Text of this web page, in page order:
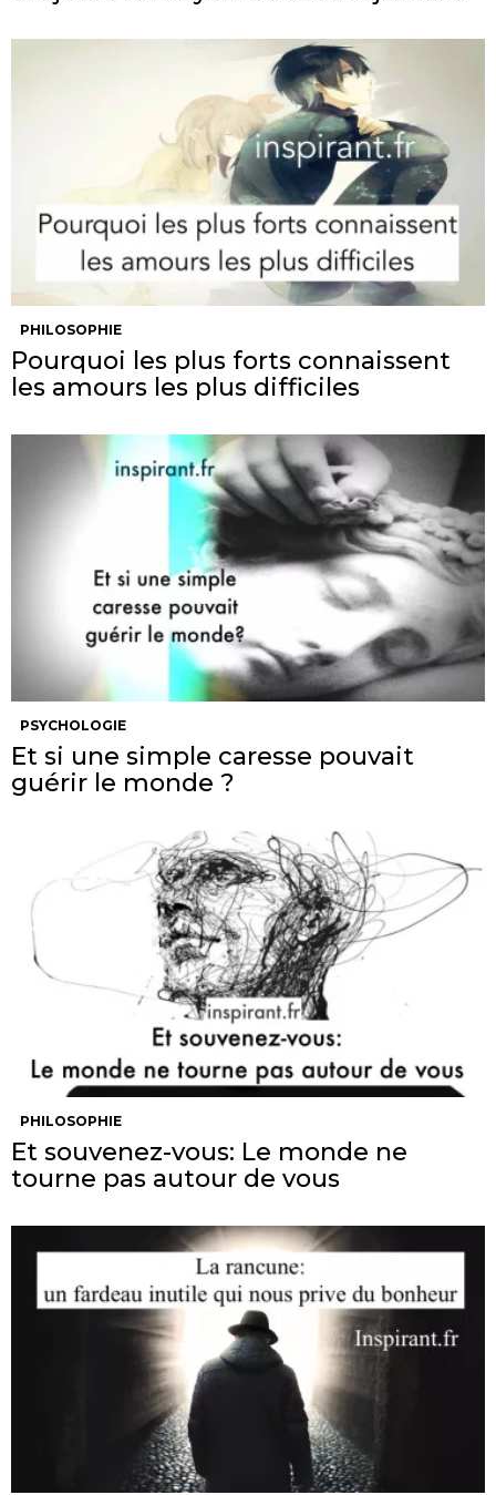
PHILOSOPHIE
Pourquoi les plus forts connaissent
les amours les plus difficiles
PSYCHOLOGIE
Et si une simple caresse pouvait
guérir le monde ?
PHILOSOPHIE
Et souvenez-vous: Le monde ne
tourne pas autour de vous